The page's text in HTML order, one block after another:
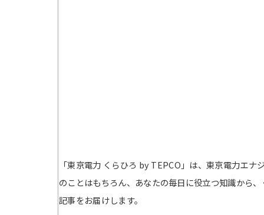
「東京電力 くらひろ by TEPCO」は、東京電力エ
のことはもちろん、あなたの毎日に役立つ知識から
記事をお届けします。